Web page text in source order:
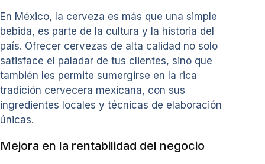
En México, la cerveza es más que una simple
bebida, es parte de la cultura y la historia del
país. Ofrecer cervezas de alta calidad no solo
satisface el paladar de tus clientes, sino que
también les permite sumergirse en la rica
tradición cervecera mexicana, con sus
ingredientes locales y técnicas de elaboración
únicas.
Mejora en la rentabilidad del negocio